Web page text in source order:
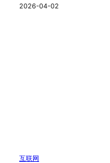
2026-04-02
互联网